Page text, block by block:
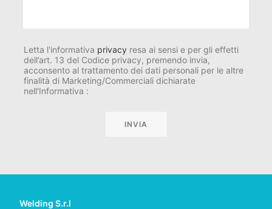
Letta l'informativa privacy resa ai sensi e per gli effetti
dell’art. 13 del Codice privacy, premendo invia,
acconsento al trattamento dei dati personali per le altre
finalità di Marketing/Commerciali dichiarate
nell'Informativa :
Welding S.r.l